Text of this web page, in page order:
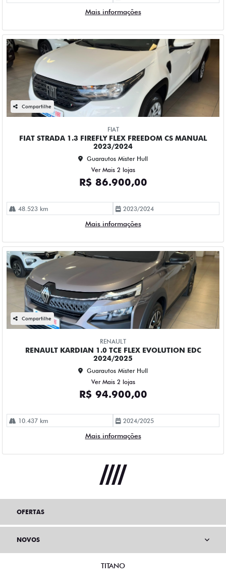
Mais informações
Compartilhe
FIAT
FIAT STRADA 1.3 FIREFLY FLEX FREEDOM CS MANUAL
2023/2024
Guarautos Mister Hull
Ver Mais 2 lojas
R$ 86.900,00
48.523 km 2023/2024
Mais informações
Compartilhe
RENAULT
RENAULT KARDIAN 1.0 TCE FLEX EVOLUTION EDC
2024/2025
Guarautos Mister Hull
Ver Mais 2 lojas
R$ 94.900,00
10.437 km 2024/2025
Mais informações
OFERTAS
NOVOS
TITANO